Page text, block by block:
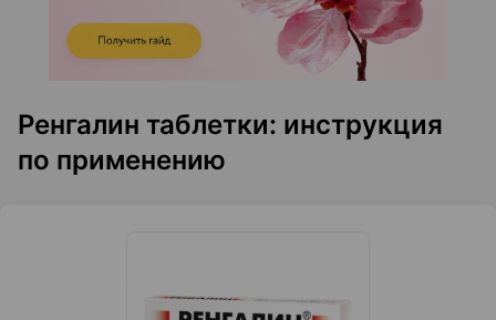
Ренгалин таблетки: инструкция
по применению